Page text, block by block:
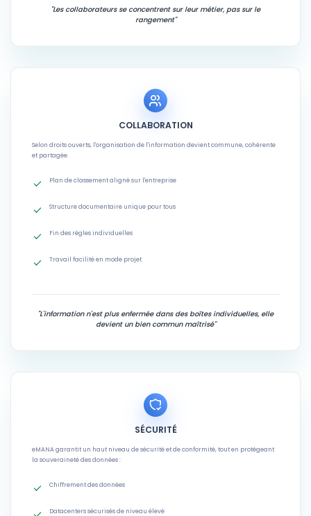
"Les collaborateurs se concentrent sur leur métier, pas sur le
rangement"
COLLABORATION
Selon droits ouverts, l'organisation de l'information devient commune, cohérente
et partagée.
Plan de classement aligné sur l'entreprise
Structure documentaire unique pour tous
Fin des règles individuelles
Travail facilité en mode projet
"L'information n'est plus enfermée dans des boîtes individuelles, elle
devient un bien commun maîtrisé"
SÉCURITÉ
eMANA garantit un haut niveau de sécurité et de conformité, tout en protégeant
la souveraineté des données :
Chiffrement des données
Datacenters sécurisés de niveau élevé